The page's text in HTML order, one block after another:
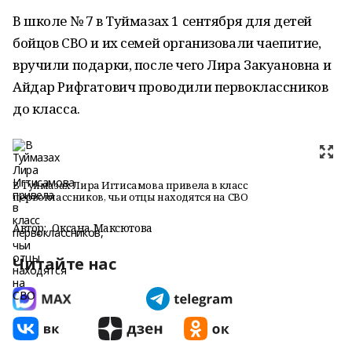
В школе № 7 в Туймазах 1 сентября для детей
бойцов СВО и их семей организовали чаепитие,
вручили подарки, после чего Лира Закуановна и
Айдар Рифгатович проводили первоклассников
до класса.
В Туймазах Лира Игтисамова привела в класс
первоклассников, чьи отцы находятся на СВО
Автор: Оксана Максютова
Читайте нас